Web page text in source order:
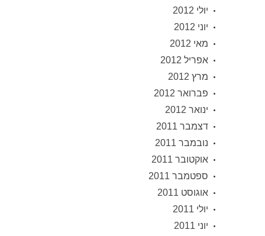
יולי 2012
יוני 2012
מאי 2012
אפריל 2012
מרץ 2012
פברואר 2012
ינואר 2012
דצמבר 2011
נובמבר 2011
אוקטובר 2011
ספטמבר 2011
אוגוסט 2011
יולי 2011
יוני 2011